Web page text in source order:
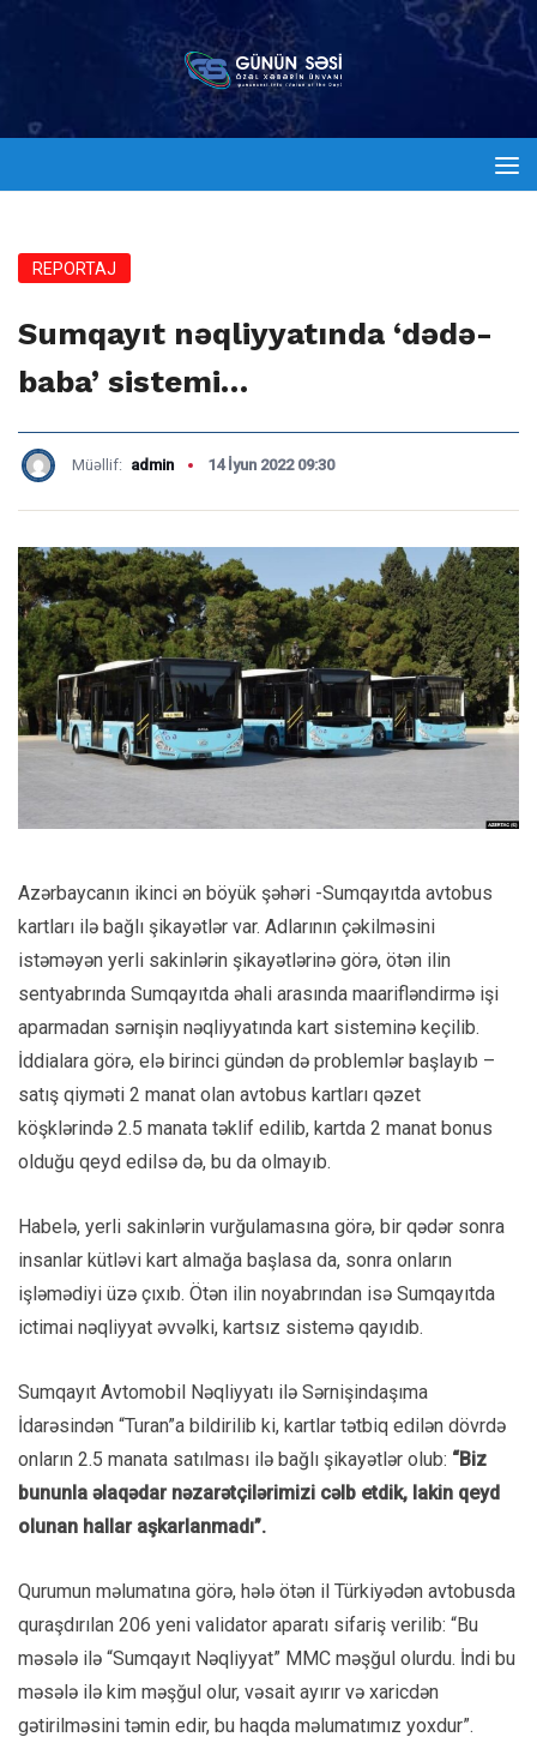
REPORTAJ
Sumqayıt nəqliyyatında ‘dədə-
baba’ sistemi…
Müəllif: admin 14 İyun 2022 09:30
Azərbaycanın ikinci ən böyük şəhəri -Sumqayıtda avtobus
kartları ilə bağlı şikayətlər var. Adlarının çəkilməsini
istəməyən yerli sakinlərin şikayətlərinə görə, ötən ilin
sentyabrında Sumqayıtda əhali arasında maarifləndirmə işi
aparmadan sərnişin nəqliyyatında kart sisteminə keçilib.
İddialara görə, elə birinci gündən də problemlər başlayıb –
satış qiyməti 2 manat olan avtobus kartları qəzet
köşklərində 2.5 manata təklif edilib, kartda 2 manat bonus
olduğu qeyd edilsə də, bu da olmayıb.
Habelə, yerli sakinlərin vurğulamasına görə, bir qədər sonra
insanlar kütləvi kart almağa başlasa da, sonra onların
işləmədiyi üzə çıxıb. Ötən ilin noyabrından isə Sumqayıtda
ictimai nəqliyyat əvvəlki, kartsız sistemə qayıdıb.
Sumqayıt Avtomobil Nəqliyyatı ilə Sərnişindaşıma
İdarəsindən “Turan”a bildirilib ki, kartlar tətbiq edilən dövrdə
onların 2.5 manata satılması ilə bağlı şikayətlər olub: “Biz
bununla əlaqədar nəzarətçilərimizi cəlb etdik, lakin qeyd
olunan hallar aşkarlanmadı”.
Qurumun məlumatına görə, hələ ötən il Türkiyədən avtobusda
quraşdırılan 206 yeni validator aparatı sifariş verilib: “Bu
məsələ ilə “Sumqayıt Nəqliyyat” MMC məşğul olurdu. İndi bu
məsələ ilə kim məşğul olur, vəsait ayırır və xaricdən
gətirilməsini təmin edir, bu haqda məlumatımız yoxdur”.